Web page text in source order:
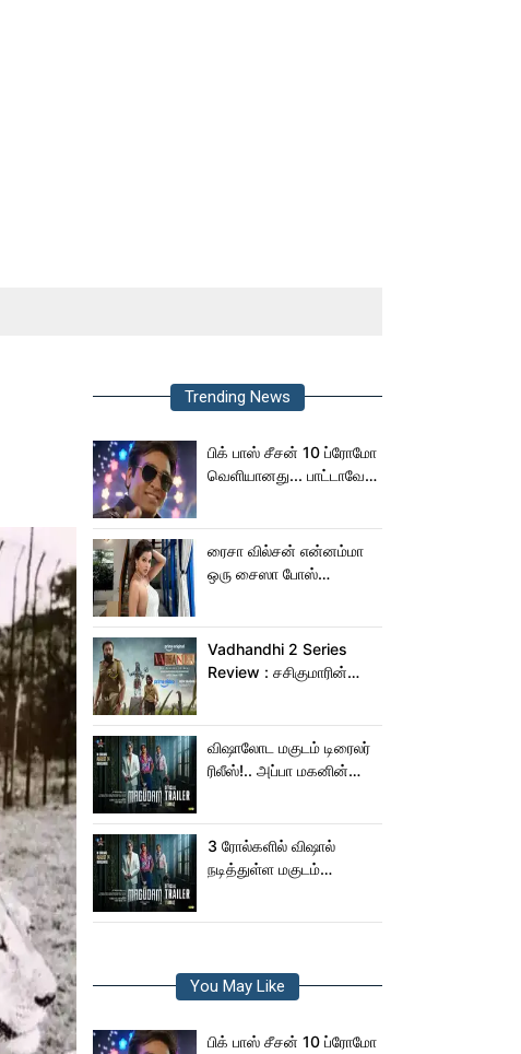
Trending News
பிக் பாஸ் சீசன் 10 ப்ரோமோ
வெளியானது... பாட்டாவே
ரைசா வில்சன் என்னம்மா
ஒரு சைஸா போஸ்
Vadhandhi 2 Series
Review : சசிகுமாரின்
விமர்சனம்!
விஷாலோட மகுடம் டிரைலர்
ரிலீஸ்!.. அப்பா மகனின்
3 ரோல்களில் விஷால்
நடித்துள்ள மகுடம்
You May Like
பிக் பாஸ் சீசன் 10 ப்ரோமோ